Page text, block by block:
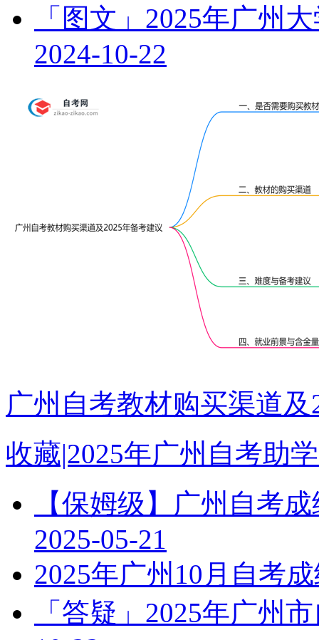
「图文」2025年广州
2024-10-22
广州自考教材购买渠道
收藏|2025年广州自考助
【保姆级】广州自考
2025-05-21
2025年广州10月自考
「答疑」2025年广州